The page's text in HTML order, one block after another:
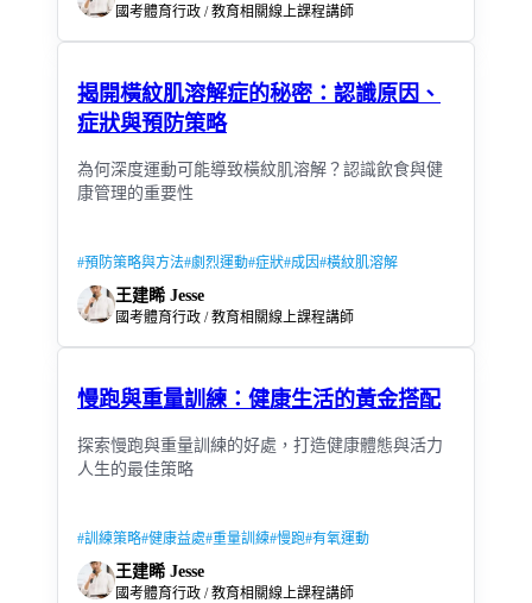
國考體育行政 / 教育相關線上課程講師
揭開橫紋肌溶解症的秘密：認識原因、
症狀與預防策略
為何深度運動可能導致橫紋肌溶解？認識飲食與健
康管理的重要性
#預防策略與方法#劇烈運動#症狀#成因#橫紋肌溶解
王建睎 Jesse
國考體育行政 / 教育相關線上課程講師
慢跑與重量訓練：健康生活的黃金搭配
探索慢跑與重量訓練的好處，打造健康體態與活力
人生的最佳策略
#訓練策略#健康益處#重量訓練#慢跑#有氧運動
王建睎 Jesse
國考體育行政 / 教育相關線上課程講師